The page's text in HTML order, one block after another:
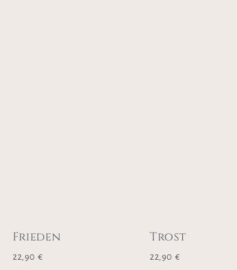
Frieden
22,90 €
Trost
22,90 €